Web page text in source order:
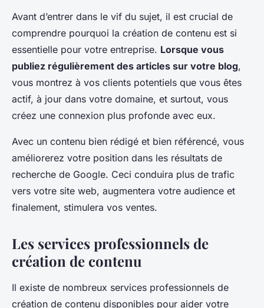
Avant d’entrer dans le vif du sujet, il est crucial de
comprendre pourquoi la création de contenu est si
essentielle pour votre entreprise. Lorsque vous
publiez régulièrement des articles sur votre blog,
vous montrez à vos clients potentiels que vous êtes
actif, à jour dans votre domaine, et surtout, vous
créez une connexion plus profonde avec eux.
Avec un contenu bien rédigé et bien référencé, vous
améliorerez votre position dans les résultats de
recherche de Google. Ceci conduira plus de trafic
vers votre site web, augmentera votre audience et
finalement, stimulera vos ventes.
Les services professionnels de
création de contenu
Il existe de nombreux services professionnels de
création de contenu disponibles pour aider votre